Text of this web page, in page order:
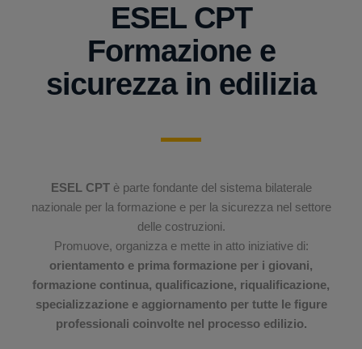
ESEL CPT
Formazione e
sicurezza in edilizia
ESEL CPTè parte fondante del sistema bilaterale
nazionale per la formazione e per la sicurezza nel settore
delle costruzioni.
Promuove, organizza e mette in atto iniziative di:
orientamento e prima formazione per i giovani,
formazione continua, qualificazione, riqualificazione,
specializzazione e aggiornamento per tutte le figure
professionali coinvolte nel processo edilizio.